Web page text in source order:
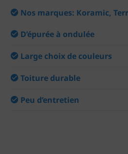
Nos marques: Koramic,
D’épurée à ondulée
Large choix de couleurs
Toiture durable
Peu d’entretien